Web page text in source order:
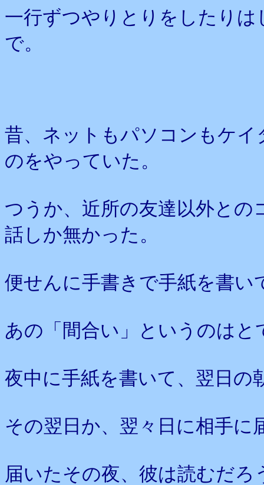
一行ずつやりとりをしたり
で。
昔、ネットもパソコンもケ
のをやっていた。
つうか、近所の友達以外と
話しか無かった。
便せんに手書きで手紙を書
あの「間合い」というのは
夜中に手紙を書いて、翌日の
その翌日か、翌々日に相手に
届いたその夜、彼は読むだろ